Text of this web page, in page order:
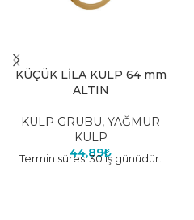
KÜÇÜK LİLA KULP 64 mm
ALTIN
KULP GRUBU, YAĞMUR
KULP
44,89₺
Termin süresi 30 iş günüdür.